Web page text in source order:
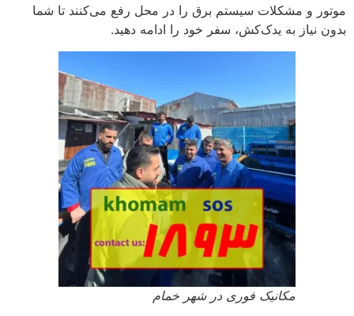
موتور و مشکلات سیستم برق را در محل رفع می‌کنند تا شما
بدون نیاز به یدک‌کش، سفر خود را ادامه دهید.
مکانیک فوری در شهر خمام